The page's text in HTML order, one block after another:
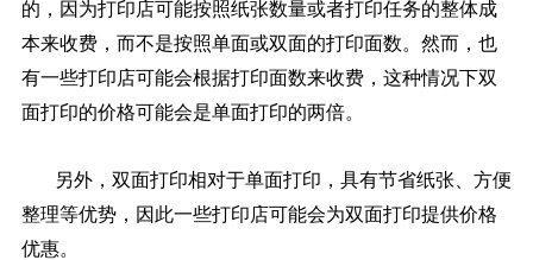
的，因为打印店可能按照纸张数量或者打印任务的整体成
本来收费，而不是按照单面或双面的打印面数。然而，也
有一些打印店可能会根据打印面数来收费，这种情况下双
面打印的价格可能会是单面打印的两倍。
另外，双面打印相对于单面打印，具有节省纸张、方便
整理等优势，因此一些打印店可能会为双面打印提供价格
优惠。